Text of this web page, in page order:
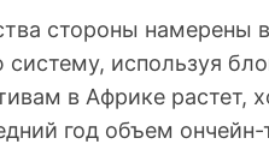
стороны
используя
в Африке растет,
год объем